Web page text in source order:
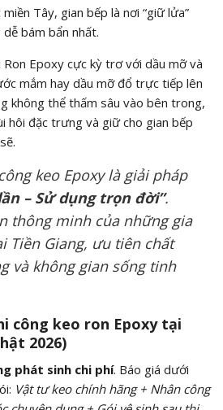
Tây, gian bếp là nơi “giữ lửa”
bám bẩn nhất.
Ron Epoxy cực kỳ trơ với dầu mỡ và
mắm hay dầu mỡ đổ trực tiếp lên
không thể thấm sâu vào bên trong,
hôi đặc trưng và giữ cho gian bếp
keo Epoxy là giải pháp
– Sử dụng trọn đời”.
thông minh của những gia
Tiền Giang, ưu tiên chất
và không gian sống tinh
công keo ron Epoxy tại
2026)
phát sinh chi phí. Báo giá dưới
Vật tư keo chính hãng + Nhân công